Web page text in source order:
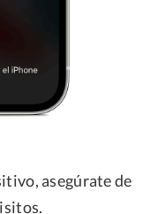
asegúrate de